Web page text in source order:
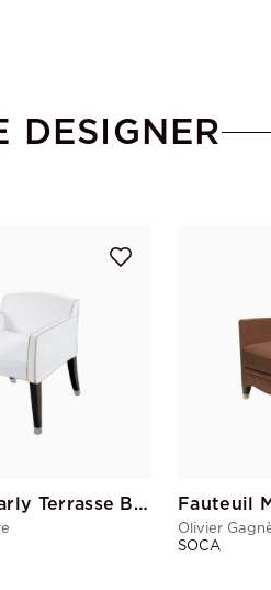
DESIGNER
Fauteuil Marly Terrasse Blanc Passepoil Beige Fauteuil
Olivier
SOCA